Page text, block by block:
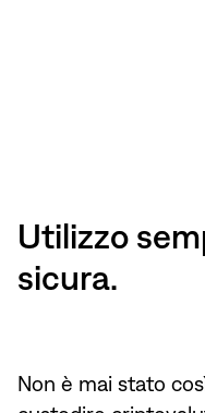
Utilizzo
sicura.
Non è mai stato